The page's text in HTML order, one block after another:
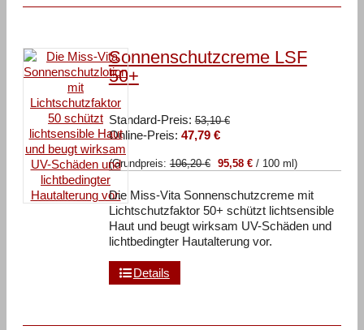
Sonnenschutzcreme LSF
50+
Standard-Preis: 53,10€
53,10 €
Online-Preis: 47,79 €Aktueller
ist:
(Grundpreis:106,20€ 95,58 €/ 100 ml )
Die Miss-Vita Sonnenschutzcreme mit
Lichtschutzfaktor 50+ schützt lichtsensible
Haut und beugt wirksam UV-Schäden und
lichtbedingter Hautalterung vor.
Details